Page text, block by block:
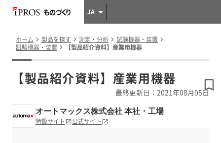
JA
ホーム 製品を探す 測定・分析
試験機器・装置
試験機器・装置
【製品紹介資料】産業用機器
【製品紹介資料】産業用機器
最終更新日：2021年08月05日
オートマックス株式会社 本社・工場
特設サイト 公式サイト